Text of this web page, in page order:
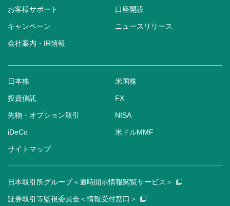
お客様サポート 口座開設
キャンペーン ニュースリリース
会社案内・IR情報
日本株 米国株
投資信託 FX
先物・オプション取引 NISA
iDeCo 米ドルMMF
サイトマップ
日本取引所グループ＜適時開示情報閲覧サービス＞
証券取引等監視委員会＜情報受付窓口＞